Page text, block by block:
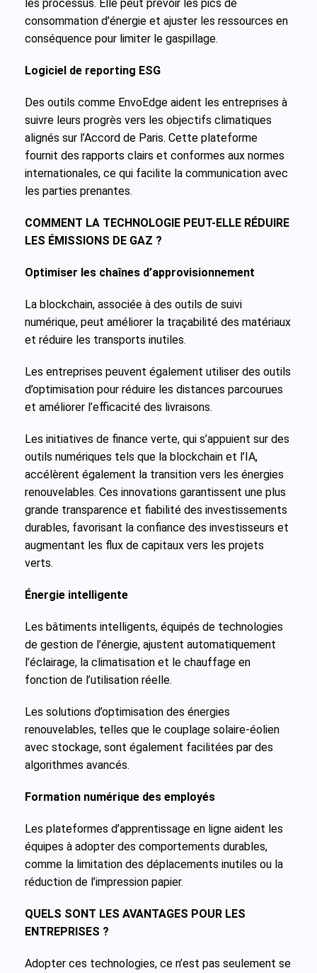
les processus. Elle peut prévoir les pics de
consommation d’énergie et ajuster les ressources en
conséquence pour limiter le gaspillage.
Logiciel de reporting ESG
Des outils comme EnvoEdge aident les entreprises à
suivre leurs progrès vers les objectifs climatiques
alignés sur l’Accord de Paris. Cette plateforme
fournit des rapports clairs et conformes aux normes
internationales, ce qui facilite la communication avec
les parties prenantes.
COMMENT LA TECHNOLOGIE PEUT-ELLE RÉDUIRE
LES ÉMISSIONS DE GAZ ?
Optimiser les chaînes d’approvisionnement
La blockchain, associée à des outils de suivi
numérique, peut améliorer la traçabilité des matériaux
et réduire les transports inutiles.
Les entreprises peuvent également utiliser des outils
d’optimisation pour réduire les distances parcourues
et améliorer l’efficacité des livraisons.
Les initiatives de finance verte, qui s’appuient sur des
outils numériques tels que la blockchain et l’IA,
accélèrent également la transition vers les énergies
renouvelables. Ces innovations garantissent une plus
grande transparence et fiabilité des investissements
durables, favorisant la confiance des investisseurs et
augmentant les flux de capitaux vers les projets
verts.
Énergie intelligente
Les bâtiments intelligents, équipés de technologies
de gestion de l’énergie, ajustent automatiquement
l’éclairage, la climatisation et le chauffage en
fonction de l’utilisation réelle.
Les solutions d’optimisation des énergies
renouvelables, telles que le couplage solaire-éolien
avec stockage, sont également facilitées par des
algorithmes avancés.
Formation numérique des employés
Les plateformes d’apprentissage en ligne aident les
équipes à adopter des comportements durables,
comme la limitation des déplacements inutiles ou la
réduction de l’impression papier.
QUELS SONT LES AVANTAGES POUR LES
ENTREPRISES ?
Adopter ces technologies, ce n’est pas seulement se